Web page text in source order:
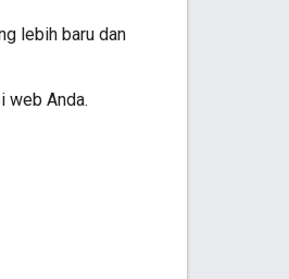
lebih baru dan
web Anda.